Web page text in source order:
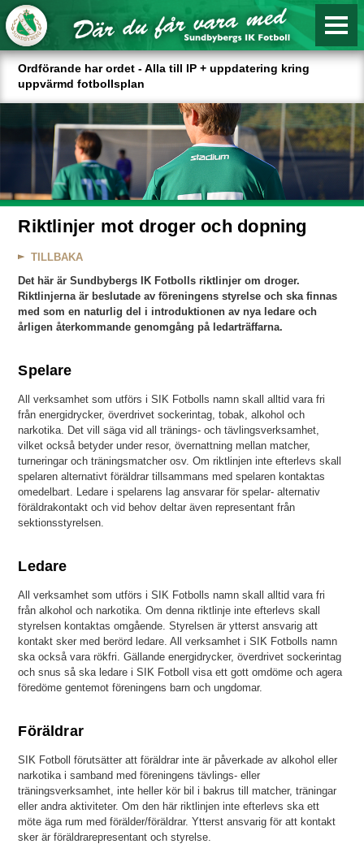
Ordförande har ordet - Alla till IP + uppdatering kring
uppvärmd fotbollsplan
Riktlinjer mot droger och dopning
TILLBAKA
Det här är Sundbybergs IK Fotbolls riktlinjer om droger.
Riktlinjerna är beslutade av föreningens styrelse och ska finnas
med som en naturlig del i introduktionen av nya ledare och
årligen återkommande genomgång på ledarträffarna.
Spelare
All verksamhet som utförs i SIK Fotbolls namn skall alltid vara fri
från energidrycker, överdrivet sockerintag, tobak, alkohol och
narkotika. Det vill säga vid all tränings- och tävlingsverksamhet,
vilket också betyder under resor, övernattning mellan matcher,
turneringar och träningsmatcher osv. Om riktlinjen inte efterlevs skall
spelaren alternativt föräldrar tillsammans med spelaren kontaktas
omedelbart. Ledare i spelarens lag ansvarar för spelar- alternativ
föräldrakontakt och vid behov deltar även representant från
sektionsstyrelsen.
Ledare
All verksamhet som utförs i SIK Fotbolls namn skall alltid vara fri
från alkohol och narkotika. Om denna riktlinje inte efterlevs skall
styrelsen kontaktas omgående. Styrelsen är ytterst ansvarig att
kontakt sker med berörd ledare. All verksamhet i SIK Fotbolls namn
ska också vara rökfri. Gällande energidrycker, överdrivet sockerintag
och snus så ska ledare i SIK Fotboll visa ett gott omdöme och agera
föredöme gentemot föreningens barn och ungdomar.
Föräldrar
SIK Fotboll förutsätter att föräldrar inte är påverkade av alkohol eller
narkotika i samband med föreningens tävlings- eller
träningsverksamhet, inte heller kör bil i bakrus till matcher, träningar
eller andra aktiviteter. Om den här riktlinjen inte efterlevs ska ett
möte äga rum med förälder/föräldrar. Ytterst ansvarig för att kontakt
sker är föräldrarepresentant och styrelse.